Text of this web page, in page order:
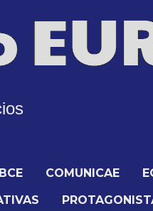
BCE COMUNICAE